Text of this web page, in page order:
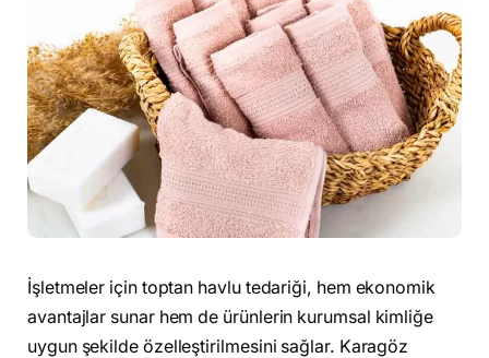
İşletmeler için toptan havlu tedariği, hem ekonomik
avantajlar sunar hem de ürünlerin kurumsal kimliğe
uygun şekilde özelleştirilmesini sağlar. Karagöz